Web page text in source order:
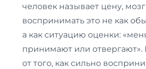
человек называет цену,
воспринимать это не как
а как ситуацию оценки:
принимают или отвергают».
от того, как сильно